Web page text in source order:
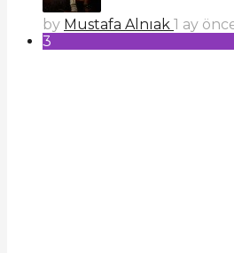
by Mustafa Alnıak 1 ay
3